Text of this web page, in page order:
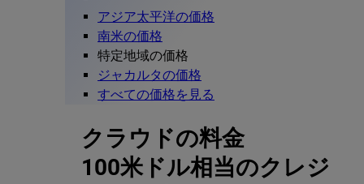
アジア太平洋の価格
南米の価格
特定地域の価格
ジャカルタの価格
すべての価格を見る
クラウドの料金
100米ドル相当のクレジ